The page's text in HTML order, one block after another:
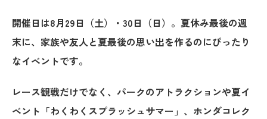
開催日は8月29日（土）・30日（日）。夏休み最後の週
末に、家族や友人と夏最後の思い出を作るのにぴったり
なイベントです。
レース観戦だけでなく、パークのアトラクションや夏イ
ベント「わくわくスプラッシュサマー」、 ホンダコレク